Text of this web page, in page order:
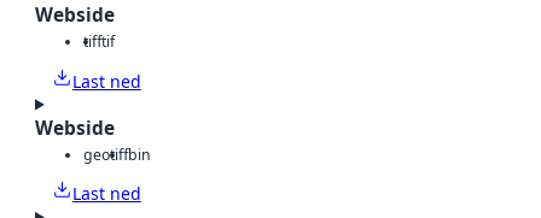
Webside
tifftif
Last ned
Webside
geotiffbin
Last ned